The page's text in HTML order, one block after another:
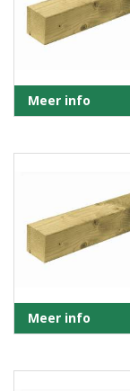
Meer info
Meer info